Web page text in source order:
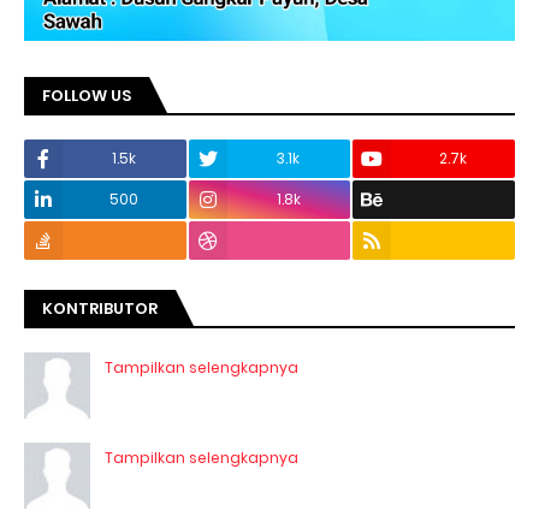
FOLLOW US
1.5k 3.1k
2.7k
500
1.8k
KONTRIBUTOR
Tampilkan selengkapnya
Tampilkan selengkapnya